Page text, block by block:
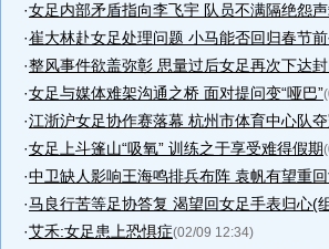
·女足内部矛盾指向李飞宇 队员不满隔绝怨
·崔大林赴女足处理问题 小马能否回归春节
·整风事件欲盖弥彰 思量过后女足再次下达
·女足与媒体难架沟通之桥 面对提问变“哑巴”
·江浙沪女足协作赛落幕 杭州市体育中心队
·女足上斗篷山“吸氧” 训练之于享受难得假期
·中卫缺人影响王海鸣排兵布阵 袁帆有望重
·马良行苦等足协答复 渴望回女足手表归心(
·艾禾:女足患上恐惧症(02/09 12:34)